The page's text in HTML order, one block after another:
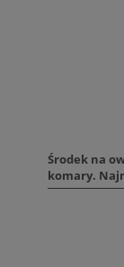
Środek na
komary.